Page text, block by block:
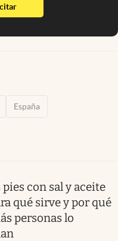
abre en nueva pestaña
España
pies con sal y aceite
qué sirve y por qué
personas lo